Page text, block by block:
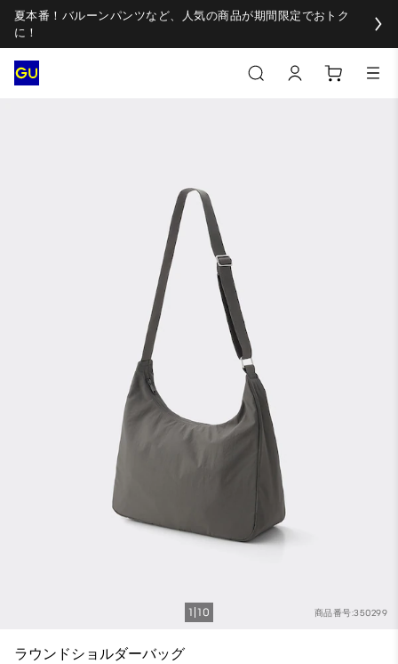
夏本番！バルーンパンツなど、人気の商品が期間限定でおトク
に！
商品番号:350299
1 10
ラウンドショルダーバッグ